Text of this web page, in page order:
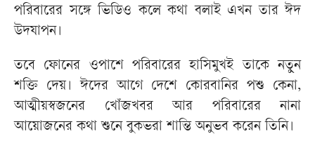
পরিবারের সঙ্গে ভিডিও কলে কথা বলাই এখন তার ঈদ
উদযাপন।
তবে ফোনের ওপাশে পরিবারের হাসিমুখই তাকে নতুন
শক্তি দেয়। ঈদের আগে দেশে কোরবানির পশু কেনা,
আত্মীয়স্বজনের খোঁজখবর আর পরিবারের নানা
আয়োজনের কথা শুনে বুকভরা শান্তি অনুভব করেন তিনি।